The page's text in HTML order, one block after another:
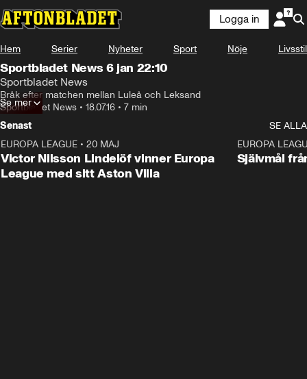
Logga in
Hem Serier Nyheter Sport Nöje Livsstil
Sportbladet News 6 jan 22:10
Sportbladet News
Bråk efter matchen mellan Luleå och Leksand
Sportbladet News • 18.07.16 • 7 min
Se mer
Senast
SE ALLA
EUROPA LEAGUE • 20 MAJ
Victor Nilsson Lindelöf vinner Europa
League med sitt Aston Villa
EUROPA
Självmål